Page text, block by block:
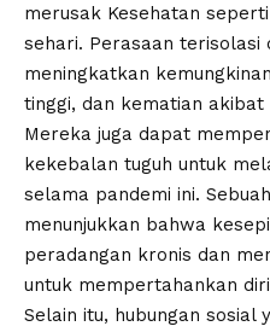
merusak Kesehatan
sehari. Perasaan terisolasi
meningkatkan
tinggi, dan kematian akibat
Mereka juga dapat
kekebalan tuguh untuk
selama pandemi ini.
menunjukkan bahwa
peradangan kronis dan
untuk mempertahankan
Selain itu, hubungan sosial